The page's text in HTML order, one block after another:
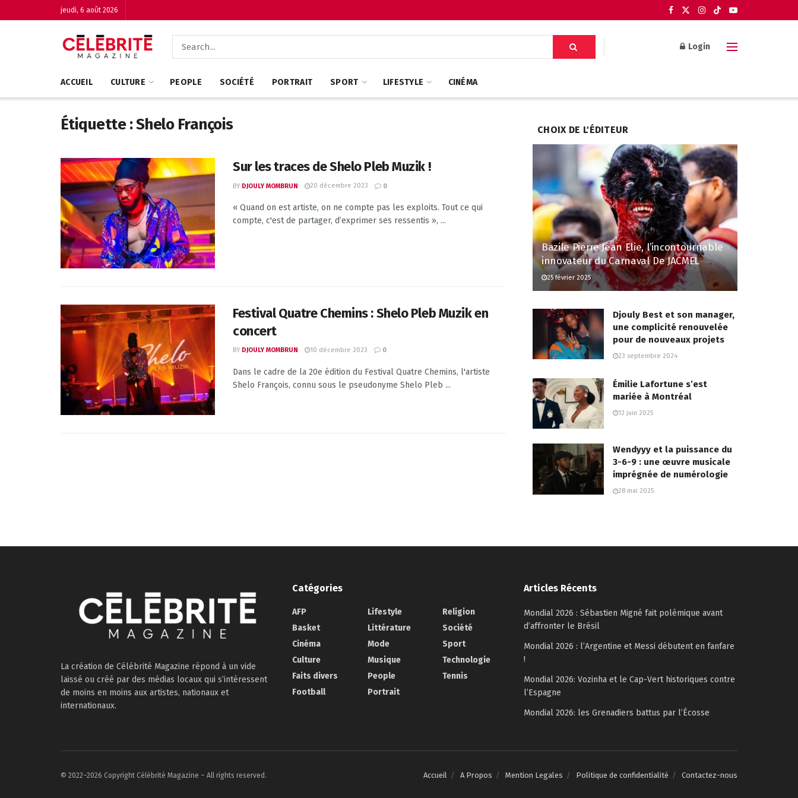
jeudi, 6 août 2026
Login
ACCUEIL CULTURE PEOPLE SOCIÉTÉ PORTRAIT SPORT LIFESTYLE CINÉMA
Étiquette :Shelo François
Sur les traces de Shelo Pleb Muzik !
BY DJOULY MOMBRUN 20 décembre 2023 0
« Quand on est artiste, on ne compte pas les exploits. Tout ce qui
compte, c'est de partager, d’exprimer ses ressentis », ...
Festival Quatre Chemins : Shelo Pleb Muzik en
concert
BY DJOULY MOMBRUN 10 décembre 2023 0
Dans le cadre de la 20e édition du Festival Quatre Chemins, l'artiste
Shelo François, connu sous le pseudonyme Shelo Pleb ...
CHOIX DE L'ÉDITEUR
Bazile Pierre Jean Elie, l’incontournable
innovateur du Carnaval De JACMEL
25 février 2025
Djouly Best et son manager,
une complicité renouvelée
pour de nouveaux projets
23 septembre 2024
Émilie Lafortune s’est
mariée à Montréal
12 juin 2025
Wendyyy et la puissance du
3-6-9 : une œuvre musicale
imprégnée de numérologie
28 mai 2025
La création de Célébrité Magazine répond à un vide
laissé ou créé par des médias locaux qui s’intéressent
de moins en moins aux artistes, nationaux et
internationaux.
Catégories
AFP
Basket
Cinéma
Culture
Faits divers
Football
Lifestyle
Littérature
Mode
Musique
People
Portrait
Religion
Société
Sport
Technologie
Tennis
Articles Récents
Mondial 2026 : Sébastien Migné fait polémique avant
d’affronter le Brésil
Mondial 2026 : l’Argentine et Messi débutent en fanfare
!
Mondial 2026: Vozinha et le Cap-Vert historiques contre
l’Espagne
Mondial 2026: les Grenadiers battus par l’Écosse
Accueil A Propos Mention Legales Politique de confidentialité Contactez-nous
© 2022–2026 Copyright Célébrité Magazine – All rights reserved.